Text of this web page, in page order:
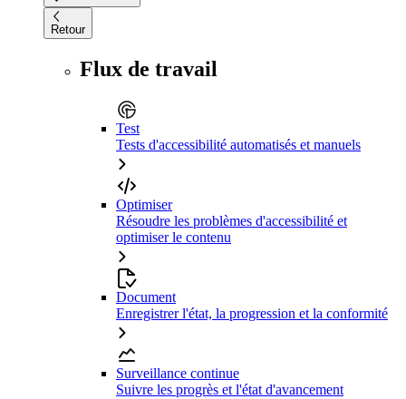
Retour
Flux de travail
Test
Tests d'accessibilité automatisés et manuels
Optimiser
Résoudre les problèmes d'accessibilité et
optimiser le contenu
Document
Enregistrer l'état, la progression et la conformité
Surveillance continue
Suivre les progrès et l'état d'avancement